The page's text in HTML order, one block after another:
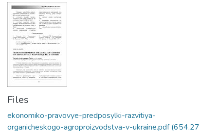
Files
ekonomiko-pravovye-predposylki-razvitiya-
organicheskogo-agroproizvodstva-v-ukraine.pdf(654.27